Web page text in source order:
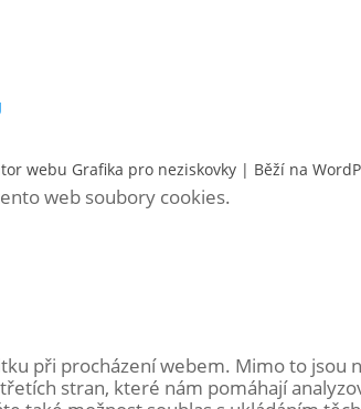
webu Grafika pro neziskovky | Běží na
web soubory cookies.
při procházení webem. Mimo to
stran, které nám pomáhají